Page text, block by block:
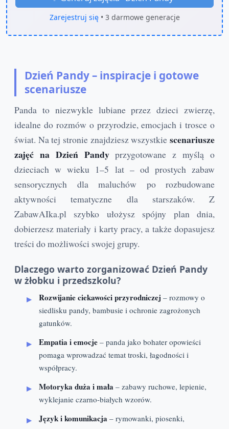
Zarejestruj się• 3 darmowe generacje
Dzień Pandy – inspiracje i gotowe
scenariusze
Panda to niezwykle lubiane przez dzieci zwierzę,
idealne do rozmów o przyrodzie, emocjach i trosce o
świat. Na tej stronie znajdziesz wszystkie scenariusze
zajęć na Dzień Pandyprzygotowane z myślą o
dzieciach w wieku 1–5 lat – od prostych zabaw
sensorycznych dla maluchów po rozbudowane
aktywności tematyczne dla starszaków. Z
ZabawAIka.pl szybko ułożysz spójny plan dnia,
dobierzesz materiały i karty pracy, a także dopasujesz
treści do możliwości swojej grupy.
Dlaczego warto zorganizować Dzień Pandy
w żłobku i przedszkolu?
Rozwijanie ciekawości przyrodniczej – rozmowy o
siedlisku pandy, bambusie i ochronie zagrożonych
gatunków.
Empatia i emocje – panda jako bohater opowieści
pomaga wprowadzać temat troski, łagodności i
współpracy.
Motoryka duża i mała – zabawy ruchowe, lepienie,
wyklejanie czarno-białych wzorów.
Język i komunikacja – rymowanki, piosenki,